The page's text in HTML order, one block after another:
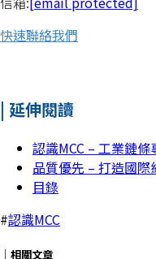
快速聯絡我們
| 延伸閱讀
認識MCC – 工業鏈條
品質優先 – 打造國際
目錄
#認識MCC
｜相關文章